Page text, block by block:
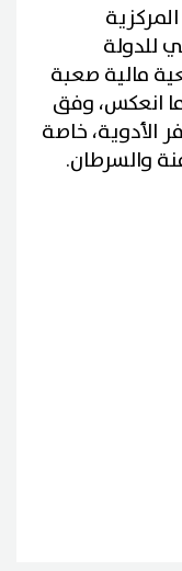
للدولة
مالية صعبة
ما انعكس، وفق
الأدوية، خاصة
والسرطان.